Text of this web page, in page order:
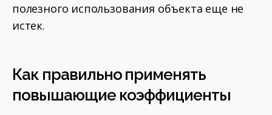
полезного использования объекта еще не
истек.
Как правильно применять
повышающие коэффициенты